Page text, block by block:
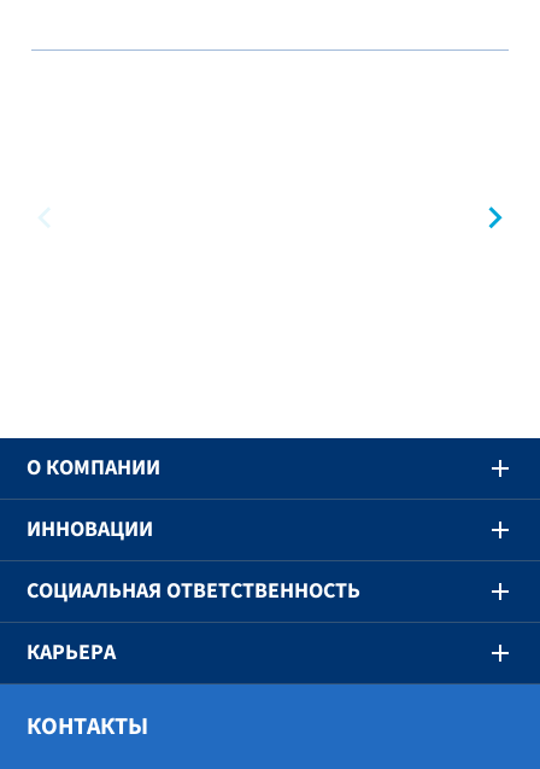
предыдущий
O КОМПАНИИ
ИННОВАЦИИ
СОЦИАЛЬНАЯ ОТВЕТСТВЕННОСТЬ
КАРЬЕРА
КОНТАКТЫ